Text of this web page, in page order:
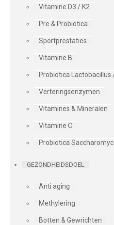
Vitamine D3 / K2
Pre & Probiotica
Sportprestaties
Vitamine B
Probiotica
Verteringsenzymen
Vitamines & Mineralen
Vitamine C
Probiotica
GEZONDHEIDSDOEL
Anti aging
Methylering
Botten & Gewrichten